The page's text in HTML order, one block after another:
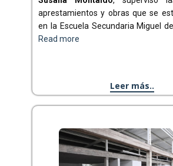
aprestamientos y obras que se
en la Escuela Secundaria Miguel
Read more
Leer más..